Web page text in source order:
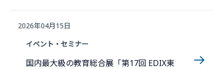
2026年04月15日
イベント・セミナー
国内最大級の教育総合展「第17回 EDIX東